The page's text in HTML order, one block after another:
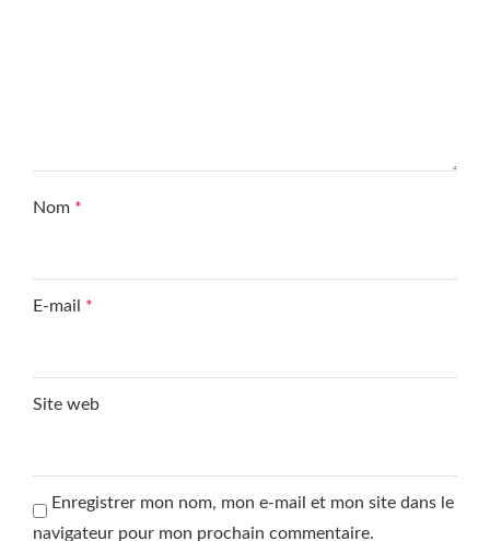
Nom *
E-mail *
Site web
Enregistrer mon nom, mon e-mail et mon site dans le
navigateur pour mon prochain commentaire.